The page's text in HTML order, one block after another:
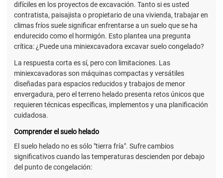
difíciles en los proyectos de excavación. Tanto si es usted
contratista, paisajista o propietario de una vivienda, trabajar en
climas fríos suele significar enfrentarse a un suelo que se ha
endurecido como el hormigón. Esto plantea una pregunta
crítica: ¿Puede una miniexcavadora excavar suelo congelado?
La respuesta corta es sí, pero con limitaciones. Las
miniexcavadoras son máquinas compactas y versátiles
diseñadas para espacios reducidos y trabajos de menor
envergadura, pero el terreno helado presenta retos únicos que
requieren técnicas específicas, implementos y una planificación
cuidadosa.
Comprender el suelo helado
El suelo helado no es sólo "tierra fría". Sufre cambios
significativos cuando las temperaturas descienden por debajo
del punto de congelación: